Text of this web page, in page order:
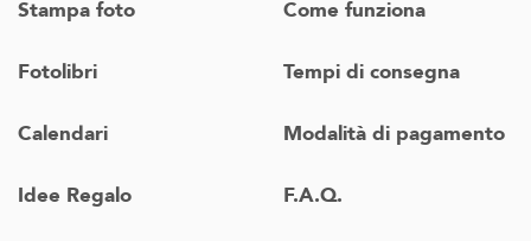
Stampa foto
Fotolibri
Calendari
Idee Regalo
Come funziona
Tempi di consegna
Modalità di pagamento
F.A.Q.